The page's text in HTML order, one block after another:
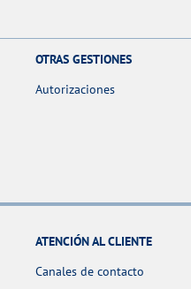
OTRAS GESTIONES
Autorizaciones
ATENCIÓN AL CLIENTE
Canales de contacto